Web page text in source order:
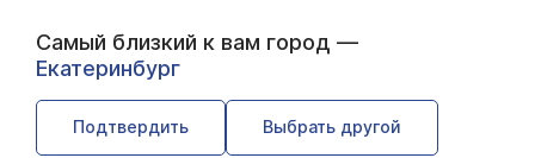
Самый близкий к вам город —
Екатеринбург
Подтвердить Выбрать другой